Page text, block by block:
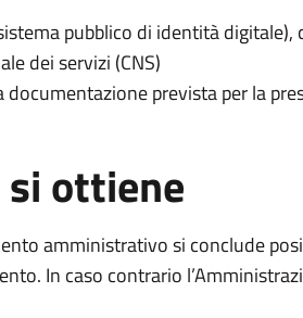
pubblico di identità
dei servizi (CNS)
prevista per la
si ottiene
amministrativo si conclude
In caso contrario